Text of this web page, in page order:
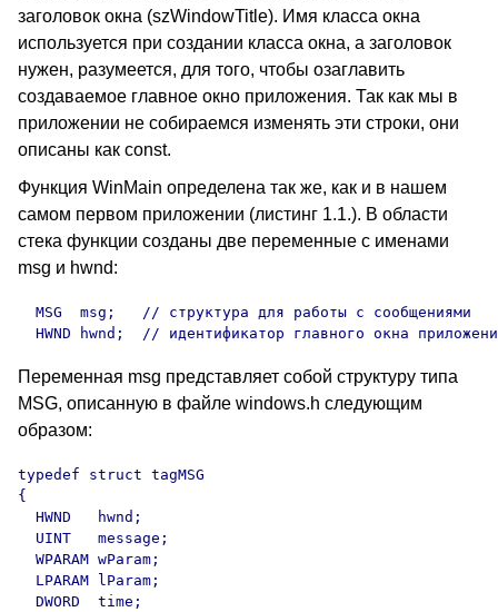
заголовок окна (szWindowTitle). Имя класса окна
используется при создании класса окна, а заголовок
нужен, разумеется, для того, чтобы озаглавить
создаваемое главное окно приложения. Так как мы в
приложении не собираемся изменять эти строки, они
описаны как const.
Функция WinMain определена так же, как и в нашем
самом первом приложении (листинг 1.1.). В области
стека функции созданы две переменные с именами
msg и hwnd:
  MSG  msg;   // структура для работы с сообщениями
HWND hwnd;  // идентификатор главного окна
Переменная msg представляет собой структуру типа
MSG, описанную в файле windows.h следующим
образом:
typedef struct tagMSG
{
  HWND   hwnd;
  UINT   message;
  WPARAM wParam;
  LPARAM lParam;
  DWORD  time;